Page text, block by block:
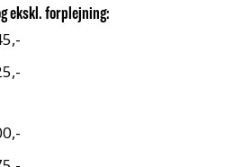
ekskl. forplejning: